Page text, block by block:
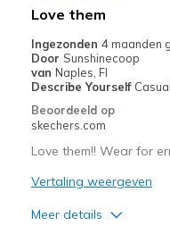
View On Shoes
I'm
Love them
Ingezonden 4 maanden
Door Sunshinecoop
van Naples, Fl
Describe Yourself Casual
Beoordeeld op
skechers.com
Love them!! Wear for
Vertaling weergeven
Meer details